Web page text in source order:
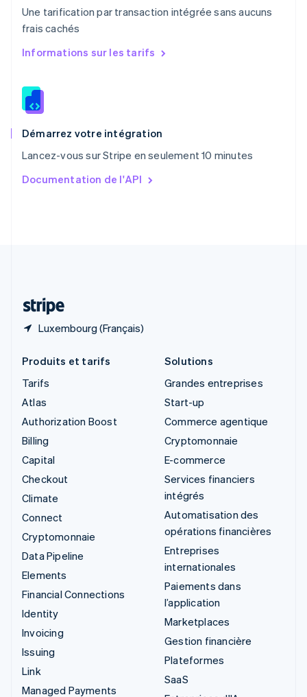
Une tarification par transaction intégrée sans aucuns
frais cachés
Informations sur les tarifs
Démarrez votre intégration
Lancez-vous sur Stripe en seulement 10 minutes
Documentation de l'API
Luxembourg (Français)
PortuguêsEnglish
R.A.S. de Hong Kong, Chine
English
Roumanie
Royaume-Uni
English
English简体中文
English
Produits et tarifs
Tarifs
Atlas
Authorization Boost
Billing
Capital
Checkout
Climate
Connect
Cryptomonnaie
Data Pipeline
Elements
Financial Connections
Identity
Invoicing
Issuing
Link
Managed Payments
Solutions
Grandes entreprises
Start-up
Commerce agentique
Cryptomonnaie
E-commerce
Services financiers
intégrés
Automatisation des
opérations financières
Entreprises
internationales
Paiements dans
l’application
Marketplaces
Gestion financière
Plateformes
SaaS